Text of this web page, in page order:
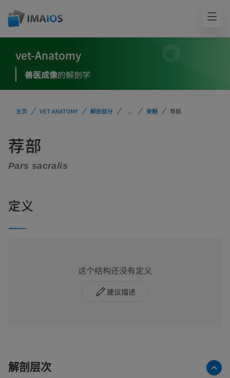
vet-Anatomy
兽医成像的解剖学
主页 VET-ANATOMY 解剖部分 ... 脊髓 荐部
荐部
Pars sacralis
定义
这个结构还没有定义
建议描述
解剖层次